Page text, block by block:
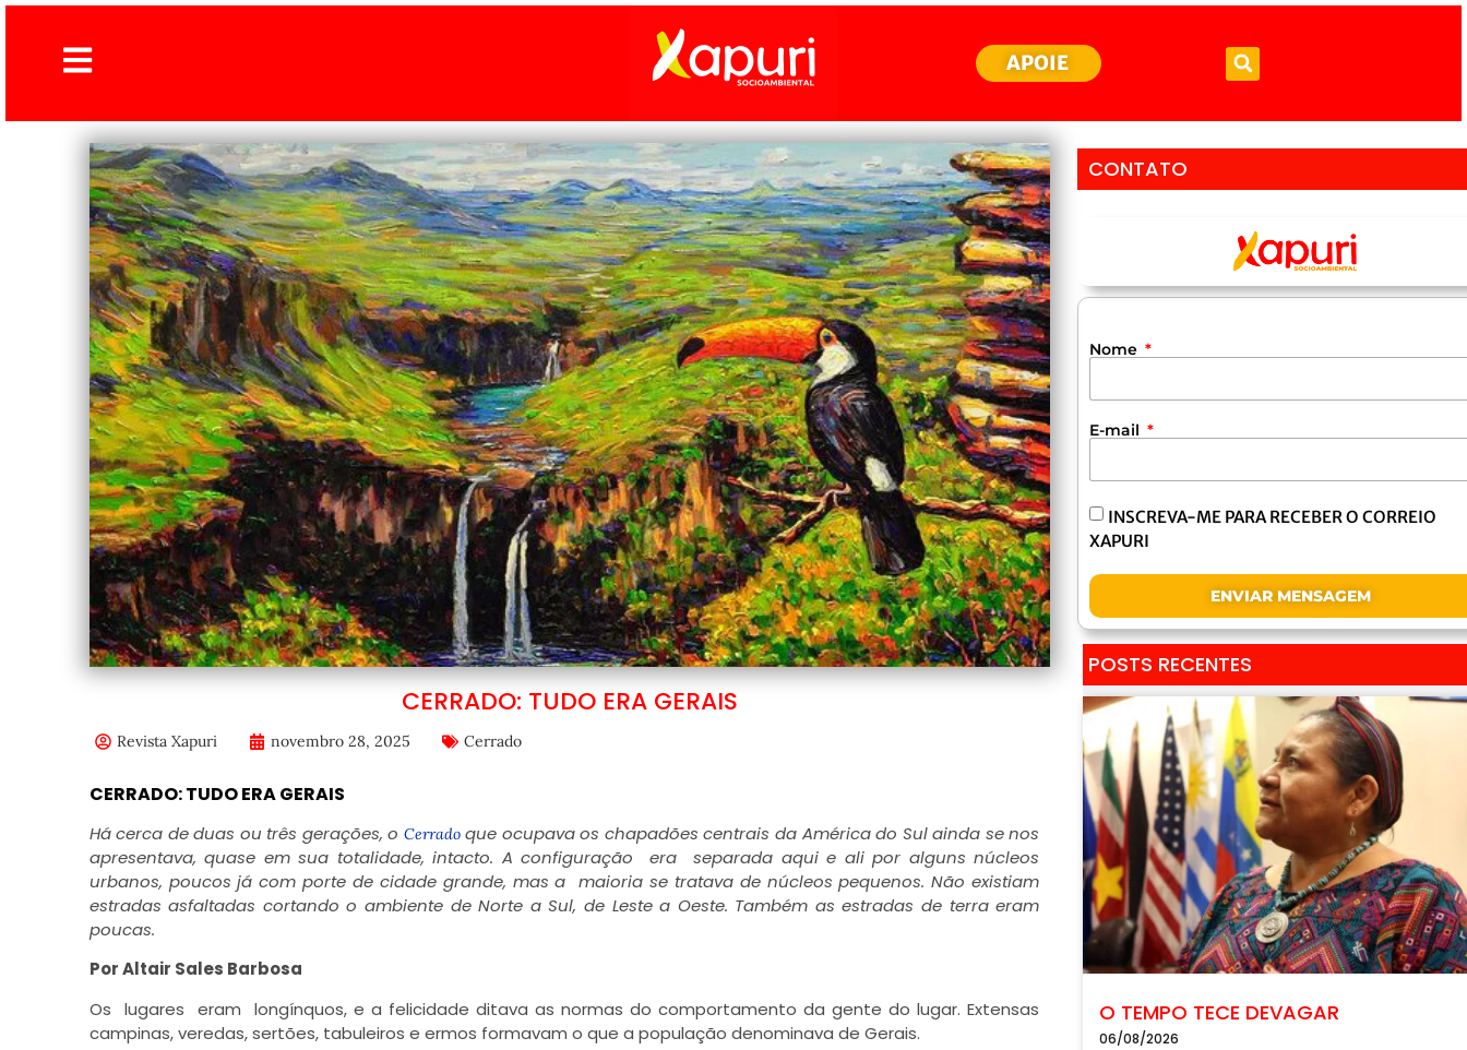
APOIE
CERRADO: TUDO ERA GERAIS
Revista Xapuri novembro 28, 2025 Cerrado
CERRADO: TUDO ERA GERAIS
Há cerca de duas ou três gerações, o Cerradoque ocupava os chapadões centrais da América do Sul ainda se nos
apresentava, quase em sua totalidade, intacto. A configuração era separada aqui e ali por alguns núcleos
urbanos, poucos já com porte de cidade grande, mas a maioria se tratava de núcleos pequenos. Não existiam
estradas asfaltadas cortando o ambiente de Norte a Sul, de Leste a Oeste. Também as estradas de terra eram
poucas.
Por Altair Sales Barbosa
Os lugares eram longínquos, e a felicidade ditava as normas do comportamento da gente do lugar. Extensas
campinas, veredas, sertões, tabuleiros e ermos formavam o que a população denominava de Gerais.
CONTATO
Nome
E-mail
INSCREVA-ME PARA RECEBER O CORREIO
XAPURI
ENVIAR MENSAGEM
POSTS RECENTES
O TEMPO TECE DEVAGAR
06/08/2026